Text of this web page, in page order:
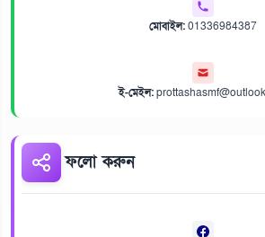
মোবাইল:01336984387
ই-মেইল:
ফলো করুন